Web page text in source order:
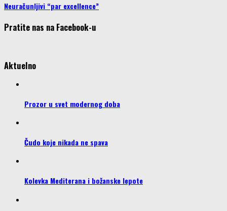
Neuračunljivi “par excellence”
Pratite nas na Facebook-u
Aktuelno
Prozor u svet modernog doba
Čudo koje nikada ne spava
Kolevka Mediterana i božanske lepote